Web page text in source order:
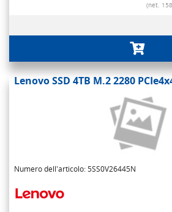
(net.
Lenovo SSD 4TB M.2 2280
Numero dell'articolo: 5SS0V26445N